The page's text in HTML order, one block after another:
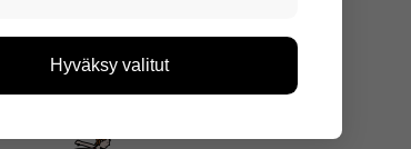
tarpeita. Tietoa kerätään
miten sivuilla liikutaan. Emme
yhdistää yksittäiseen
Hyväksy valitut